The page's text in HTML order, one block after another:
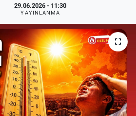
29.06.2026 - 11:30
YAYINLANMA